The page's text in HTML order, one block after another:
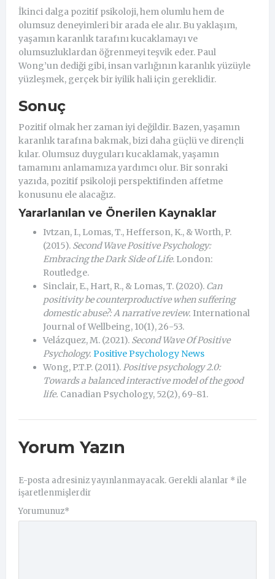
İkinci dalga pozitif psikoloji, hem olumlu hem de
olumsuz deneyimleri bir arada ele alır. Bu yaklaşım,
yaşamın karanlık tarafını kucaklamayı ve
olumsuzluklardan öğrenmeyi teşvik eder. Paul
Wong’un dediği gibi, insan varlığının karanlık yüzüyle
yüzleşmek, gerçek bir iyilik hali için gereklidir.
Sonuç
Pozitif olmak her zaman iyi değildir. Bazen, yaşamın
karanlık tarafına bakmak, bizi daha güçlü ve dirençli
kılar. Olumsuz duyguları kucaklamak, yaşamın
tamamını anlamamıza yardımcı olur. Bir sonraki
yazıda, pozitif psikoloji perspektifinden affetme
konusunu ele alacağız.
Yararlanılan ve Önerilen Kaynaklar
Ivtzan, I., Lomas, T., Hefferson, K., & Worth, P.
(2015). Second Wave Positive Psychology:
Embracing the Dark Side of Life. London:
Routledge.
Sinclair, E., Hart, R., & Lomas, T. (2020). Can
positivity be counterproductive when suffering
domestic abuse?: A narrative review. International
Journal of Wellbeing, 10(1), 26-53.
Velázquez, M. (2021). Second Wave Of Positive
Psychology. Positive Psychology News
Wong, P.T.P. (2011). Positive psychology 2.0:
Towards a balanced interactive model of the good
life. Canadian Psychology, 52(2), 69-81.
Yorum Yazın
E-posta adresiniz yayınlanmayacak. Gerekli alanlar * ile
işaretlenmişlerdir
Yorumunuz*